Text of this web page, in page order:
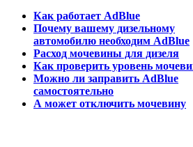
Как работает AdBlue
Почему вашему дизельному
автомобилю необходим AdBlue
Расход мочевины для дизеля
Как проверить уровень
Можно ли заправить AdBlue
самостоятельно
А может отключить мочевину